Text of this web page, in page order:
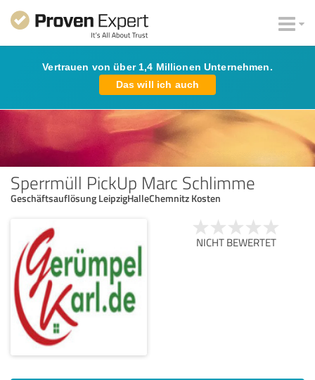
Vertrauen von über 1,4 Millionen Unternehmen.
Das will ich auch
Sperrmüll PickUp Marc Schlimme
Geschäftsauflösung LeipzigHalleChemnitz Kosten
NICHT BEWERTET